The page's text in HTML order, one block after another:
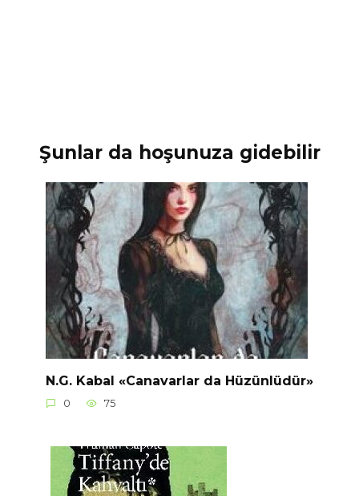
Şunlar da hoşunuza gidebilir
N.G. Kabal «Canavarlar da Hüzünlüdür»
0 75